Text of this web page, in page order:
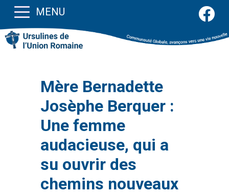
MENU
Mère Bernadette
Josèphe Berquer :
Une femme
audacieuse, qui a
su ouvrir des
chemins nouveaux